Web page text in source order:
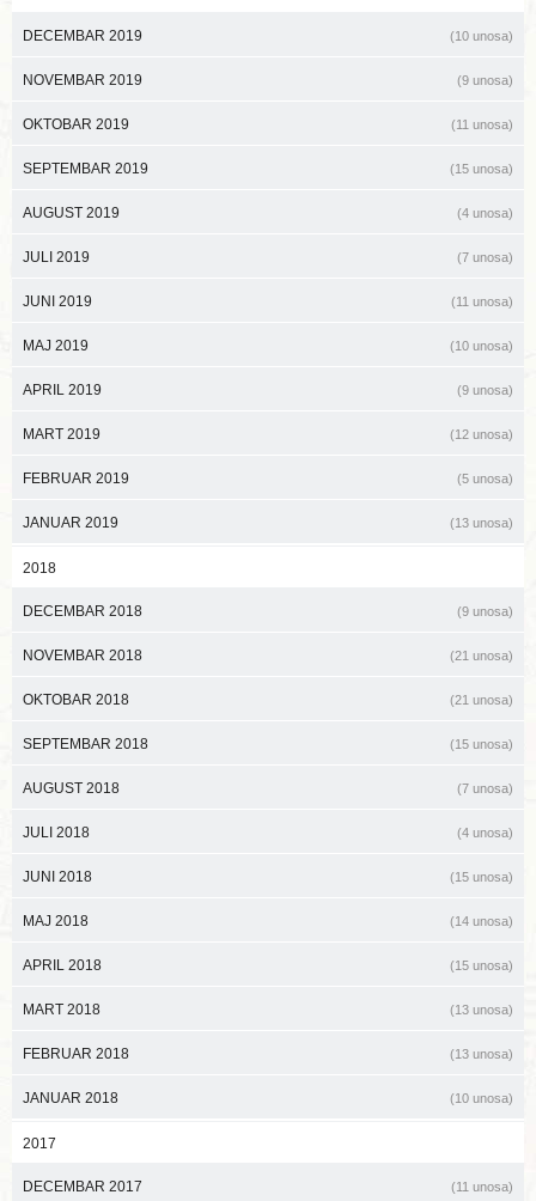
DECEMBAR 2019 (10 unosa)
NOVEMBAR 2019 (9 unosa)
OKTOBAR 2019 (11 unosa)
SEPTEMBAR 2019 (15 unosa)
AUGUST 2019 (4 unosa)
JULI 2019 (7 unosa)
JUNI 2019 (11 unosa)
MAJ 2019 (10 unosa)
APRIL 2019 (9 unosa)
MART 2019 (12 unosa)
FEBRUAR 2019 (5 unosa)
JANUAR 2019 (13 unosa)
2018
DECEMBAR 2018 (9 unosa)
NOVEMBAR 2018 (21 unosa)
OKTOBAR 2018 (21 unosa)
SEPTEMBAR 2018 (15 unosa)
AUGUST 2018 (7 unosa)
JULI 2018 (4 unosa)
JUNI 2018 (15 unosa)
MAJ 2018 (14 unosa)
APRIL 2018 (15 unosa)
MART 2018 (13 unosa)
FEBRUAR 2018 (13 unosa)
JANUAR 2018 (10 unosa)
2017
DECEMBAR 2017 (11 unosa)